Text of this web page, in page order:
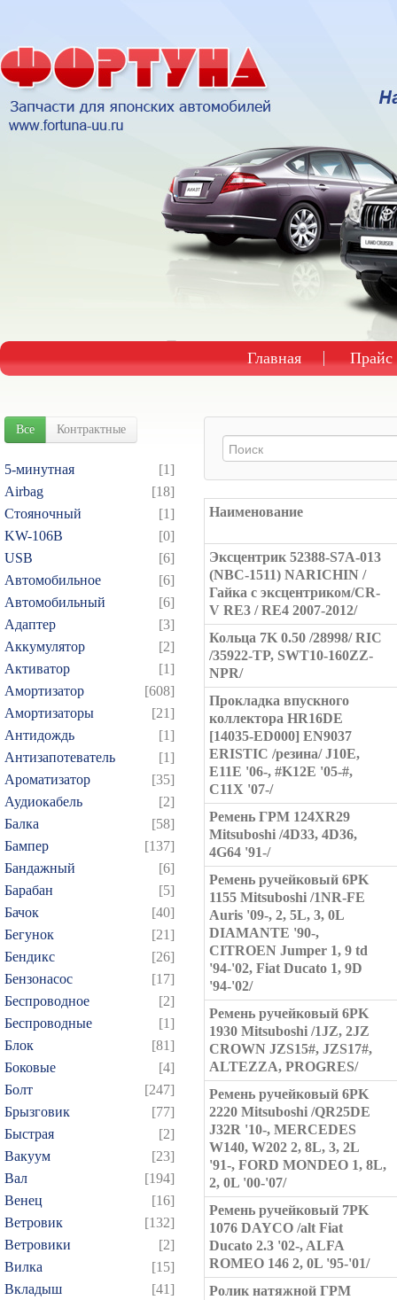
Главная Прайс
Все Контрактные
5-минутная
[1]
Airbag
[18]
Cтояночный
[1]
KW-106B
[0]
USB
[6]
Автомобильное
[6]
Автомобильный
[6]
Адаптер
[3]
Аккумулятор
[2]
Активатор
[1]
Амортизатор
[608]
Амортизаторы
[21]
Антидождь
[1]
Антизапотеватель
[1]
Ароматизатор
[35]
Аудиокабель
[2]
Балка
[58]
Бампер
[137]
Бандажный
[6]
Барабан
[5]
Бачок
[40]
Бегунок
[21]
Бендикс
[26]
Бензонасос
[17]
Беспроводное
[2]
Беспроводные
[1]
Блок
[81]
Боковые
[4]
Болт
[247]
Брызговик
[77]
Быстрая
[2]
Вакуум
[23]
Вал
[194]
Венец
[16]
Ветровик
[132]
Ветровики
[2]
Вилка
[15]
Вкладыш
[41]
Наименование
Эксцентрик 52388-S7A-013
(NBC-1511) NARICHIN /
Гайка с эксцентриком/CR-
V RE3 / RE4 2007-2012/
Кольца 7K 0.50 /28998/ RIC
/35922-TP, SWT10-160ZZ-
NPR/
Прокладка впускного
коллектора HR16DE
[14035-ED000] EN9037
ERISTIC /резина/ J10E,
E11E '06-, #K12E '05-#,
C11X '07-/
Ремень ГРМ 124XR29
Mitsuboshi /4D33, 4D36,
4G64 '91-/
Ремень ручейковый 6PK
1155 Mitsuboshi /1NR-FE
Auris '09-, 2, 5L, 3, 0L
DIAMANTE '90-,
CITROEN Jumper 1, 9 td
'94-'02, Fiat Ducato 1, 9D
'94-'02/
Ремень ручейковый 6PK
1930 Mitsuboshi /1JZ, 2JZ
CROWN JZS15#, JZS17#,
ALTEZZA, PROGRES/
Ремень ручейковый 6PK
2220 Mitsuboshi /QR25DE
J32R '10-, MERCEDES
W140, W202 2, 8L, 3, 2L
'91-, FORD MONDEO 1, 8L,
2, 0L '00-'07/
Ремень ручейковый 7PK
1076 DAYCO /alt Fiat
Ducato 2.3 '02-, ALFA
ROMEO 146 2, 0L '95-'01/
Ролик натяжной ГРМ